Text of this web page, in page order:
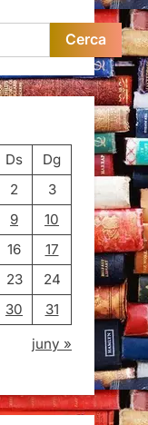
Cerca
Ds
Dg
2
3
9
10
16
17
23
24
30
31
juny »